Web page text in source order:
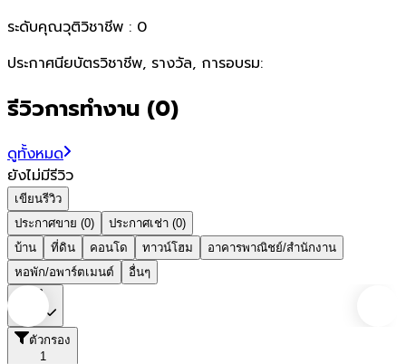
ระดับคุณวุติวิชาชีพ : 0
ประกาศนียบัตรวิชาชีพ, รางวัล, การอบรม:
รีวิวการทำงาน (0)
ดูทั้งหมด
ยังไม่มีรีวิว
เขียนรีวิว
ประกาศขาย (0)
ประกาศเช่า (0)
บ้าน
ที่ดิน คอนโด ทาวน์โฮม
อาคารพาณิชย์/สำนักงาน
หอพัก/อพาร์ตเมนต์
อื่นๆ
ตัวกรอง
1